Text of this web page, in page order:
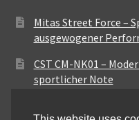
Mitas Street Force –
ausgewogener
CST CM-NK01 –
sportlicher Note
Maxxis MA-ST3 –